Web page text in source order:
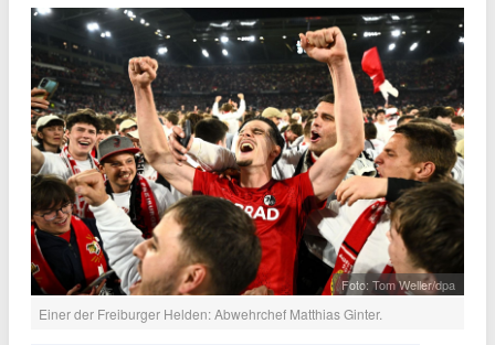
Foto: Tom Weller/dpa
Einer der Freiburger Helden: Abwehrchef Matthias Ginter.